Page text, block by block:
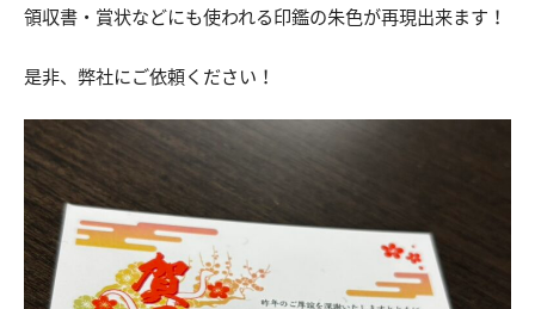
領収書・賞状などにも使われる印鑑の朱色が再現出来ます！
是非、弊社にご依頼ください！